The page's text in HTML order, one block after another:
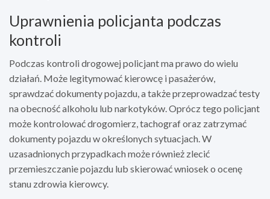
Uprawnienia policjanta podczas
kontroli
Podczas kontroli drogowej policjant ma prawo do wielu
działań. Może legitymować kierowcę i pasażerów,
sprawdzać dokumenty pojazdu, a także przeprowadzać testy
na obecność alkoholu lub narkotyków. Oprócz tego policjant
może kontrolować drogomierz, tachograf oraz zatrzymać
dokumenty pojazdu w określonych sytuacjach. W
uzasadnionych przypadkach może również zlecić
przemieszczanie pojazdu lub skierować wniosek o ocenę
stanu zdrowia kierowcy.